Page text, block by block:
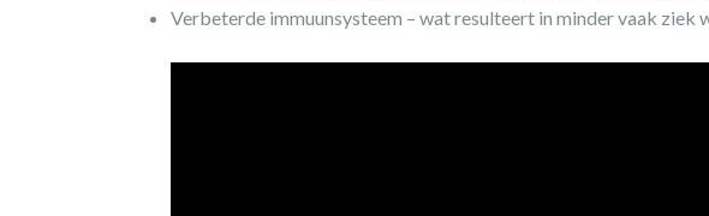
Verbeterde immuunsysteem – wat resulteert in minder vaak ziek